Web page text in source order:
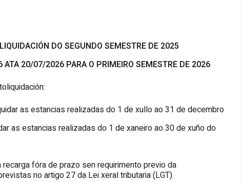
DO SEGUNDO SEMESTRE DE 2025
20/07/2026 PARA O PRIMEIRO SEMESTRE DE 2026
as estancias realizadas do 1 de xullo ao 31 de decembro
as estancias realizadas do 1 de xaneiro ao 30 de xuño do
fóra de prazo sen requirimento previo da
no artigo 27 da Lei xeral tributaria (LGT).